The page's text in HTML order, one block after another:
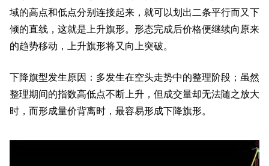
域的高点和低点分别连接起来，就可以划出二条平行而又下
倾的直线，这就是上升旗形。形态完成后价格便继续向原来
的趋势移动，上升旗形将又向上突破。
下降旗型发生原因：多发生在空头走势中的整理阶段；虽然
整理期间的指数高低点不断上升，但成交量却无法随之放大
时，而形成量价背离时，最容易形成下降旗形。